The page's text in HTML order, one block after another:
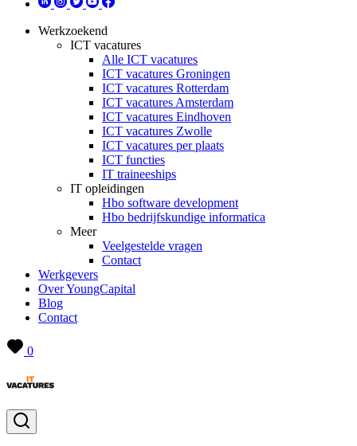
Werkzoekend
ICT vacatures
Alle ICT vacatures
ICT vacatures Groningen
ICT vacatures Rotterdam
ICT vacatures Amsterdam
ICT vacatures Eindhoven
ICT vacatures Zwolle
ICT vacatures per plaats
ICT functies
IT traineeships
IT opleidingen
Hbo software development
Hbo bedrijfskundige informatica
Meer
Veelgestelde vragen
Contact
Werkgevers
Over YoungCapital
Blog
Contact
0